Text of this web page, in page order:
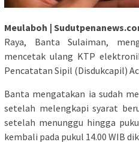
Meulaboh |
Raya, Banta Sulaiman,
mencetak ulang KTP
Pencatatan Sipil (Disdukcapil)
Banta mengatakan ia sudah
setelah melengkapi syarat
setelah menunggu hingga
kembali pada pukul 14.00 WIB